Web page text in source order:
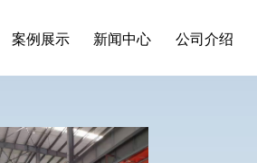
案例展示 新闻中心 公司介绍